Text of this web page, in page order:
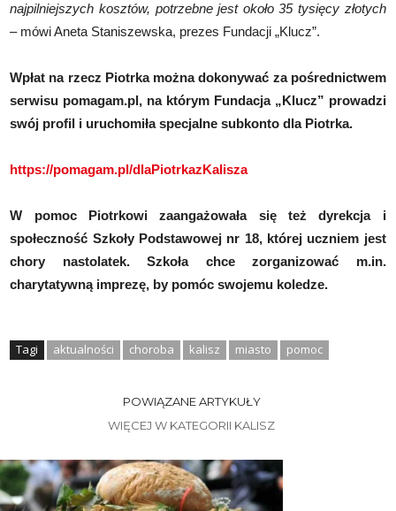
najpilniejszych kosztów, potrzebne jest około 35 tysięcy złotych
– mówi Aneta Staniszewska, prezes Fundacji „Klucz”.
Wpłat na rzecz Piotrka można dokonywać za pośrednictwem
serwisu pomagam.pl, na którym Fundacja „Klucz” prowadzi
swój profil i uruchomiła specjalne subkonto dla Piotrka.
https://pomagam.pl/dlaPiotrkazKalisza
W pomoc Piotrkowi zaangażowała się też dyrekcja i
społeczność Szkoły Podstawowej nr 18, której uczniem jest
chory nastolatek. Szkoła chce zorganizować m.in.
charytatywną imprezę, by pomóc swojemu koledze.
Tagi aktualności choroba kalisz miasto pomoc
POWIĄZANE ARTYKUŁY
WIĘCEJ W KATEGORII KALISZ